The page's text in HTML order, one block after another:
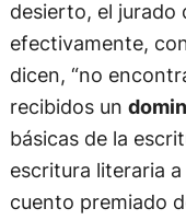
desierto, el jurado
efectivamente,
dicen, “no
recibidos un
básicas de la
escritura literaria
cuento premiado